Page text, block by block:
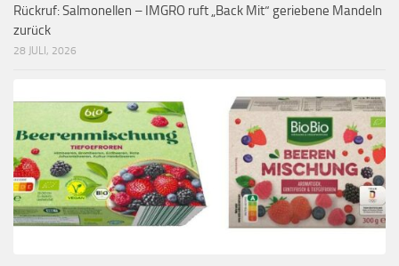
Rückruf: Salmonellen – IMGRO ruft „Back Mit“ geriebene Mandeln
zurück
28 JULI, 2026